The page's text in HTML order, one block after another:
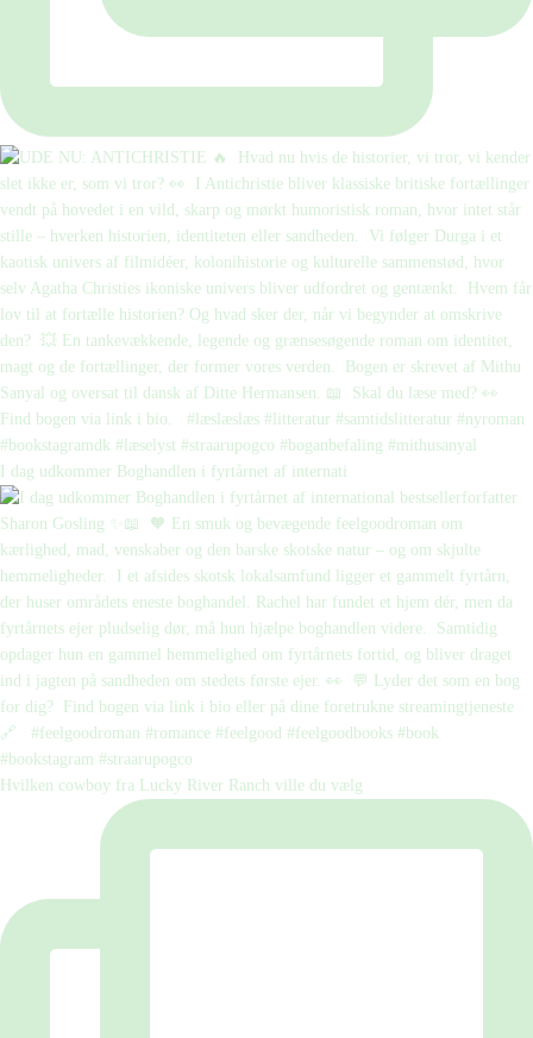
I dag udkommer Boghandlen i fyrtårnet af internati
Hvilken cowboy fra Lucky River Ranch ville du vælg